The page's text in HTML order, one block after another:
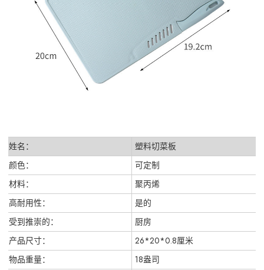
姓名：
塑料切菜板
颜色：
可定制
材料：
聚丙烯
高耐用性：
是的
受到推崇的：
厨房
产品尺寸：
26*20*0.8厘米
物品重量：
18盎司